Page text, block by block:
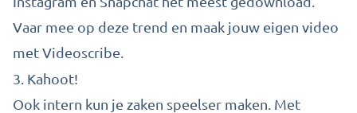
Vaar mee op deze trend en maak jouw eigen video
met Videoscribe.
3. Kahoot!
Ook intern kun je zaken speelser maken. Met